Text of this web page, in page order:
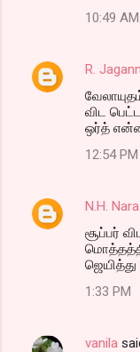
10:49 AM
R.
விட
ஒர்த்
12:54 PM
N.H.
சூப்பர்
1:33 PM
vanila